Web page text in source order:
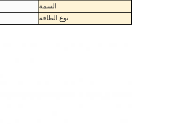
السمة
نوع الطاقة